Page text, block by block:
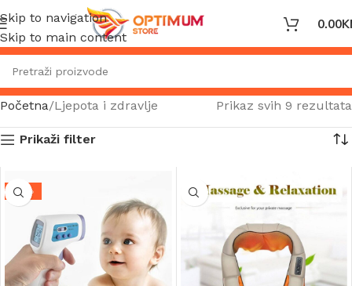
Skip to navigation
Skip to main content
0.00
Početna Ljepota i zdravlje Prikaz svih 9 rezultata
Prikaži filter
-21%